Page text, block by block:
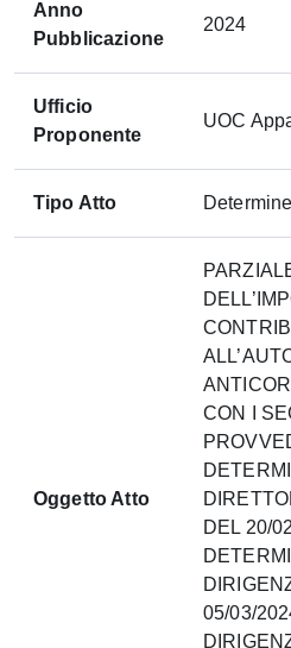
Anno
Pubblicazione
2024
Ufficio
Proponente
UOC
Tipo Atto
Oggetto Atto
CON I
DEL 20/
05/03/